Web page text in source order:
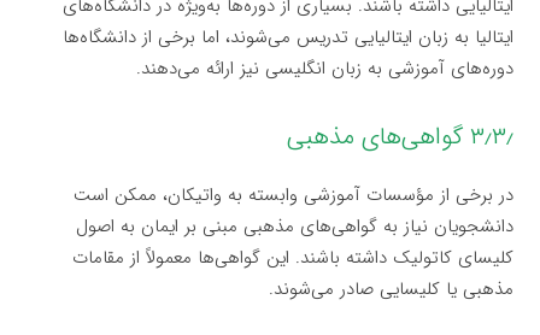
ایتالیا به زبان ایتالیایی تدریس می‌شوند، اما برخی از دانشگاه‌ها
دوره‌های آموزشی به زبان انگلیسی نیز ارائه می‌دهند.
۳٫۳٫ گواهی‌های مذهبی
در برخی از مؤسسات آموزشی وابسته به واتیکان، ممکن است
دانشجویان نیاز به گواهی‌های مذهبی مبنی بر ایمان به اصول
کلیسای کاتولیک داشته باشند. این گواهی‌ها معمولاً از مقامات
مذهبی یا کلیسایی صادر می‌شوند.